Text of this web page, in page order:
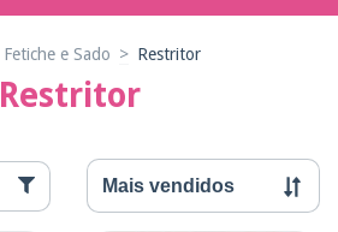
Fetiche e Sado > Restritor
Restritor